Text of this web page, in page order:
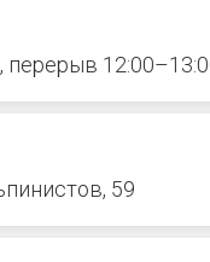
перерыв
59